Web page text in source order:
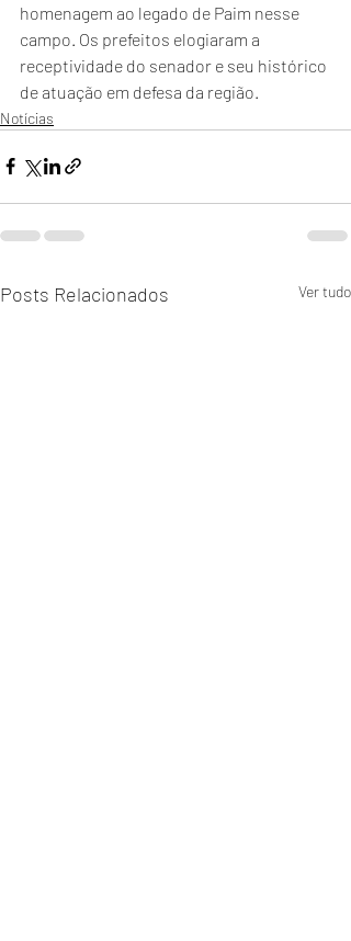
homenagem ao legado de Paim nesse
campo. Os prefeitos elogiaram a
receptividade do senador e seu histórico
de atuação em defesa da região.
Notícias
Posts Relacionados Ver tudo